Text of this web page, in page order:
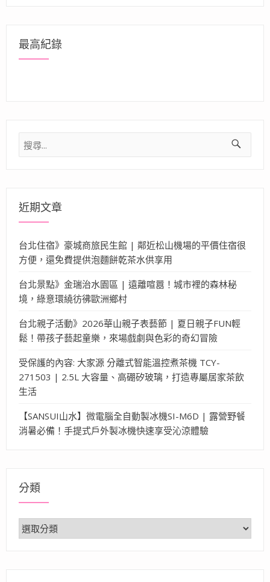
最高紀錄
搜
尋
近期文章
台北住宿》豪城商旅民生館 | 鄰近松山機場的平價住宿很
方便，還免費提供泡麵餅乾茶水供享用
台北景點》金瑞治水園區 | 遠離喧囂！城市裡的森林秘
境，綠意環繞彷彿歐洲鄉村
台北親子活動》2026華山親子表藝節 | 夏日親子FUN輕
鬆！帶孩子藝起童樂，來場戲劇與色彩的奇幻冒險
受保護的內容: 大家源 分離式智能溫控煮茶機 TCY-
271503 | 2.5L 大容量、高硼矽玻璃，打造專屬居家茶飲
生活
【SANSUI山水】微電腦全自動製冰機SI-M6D | 露營野餐
消暑必備！手提式戶外製冰機快速享受沁涼體驗
分類
分
類